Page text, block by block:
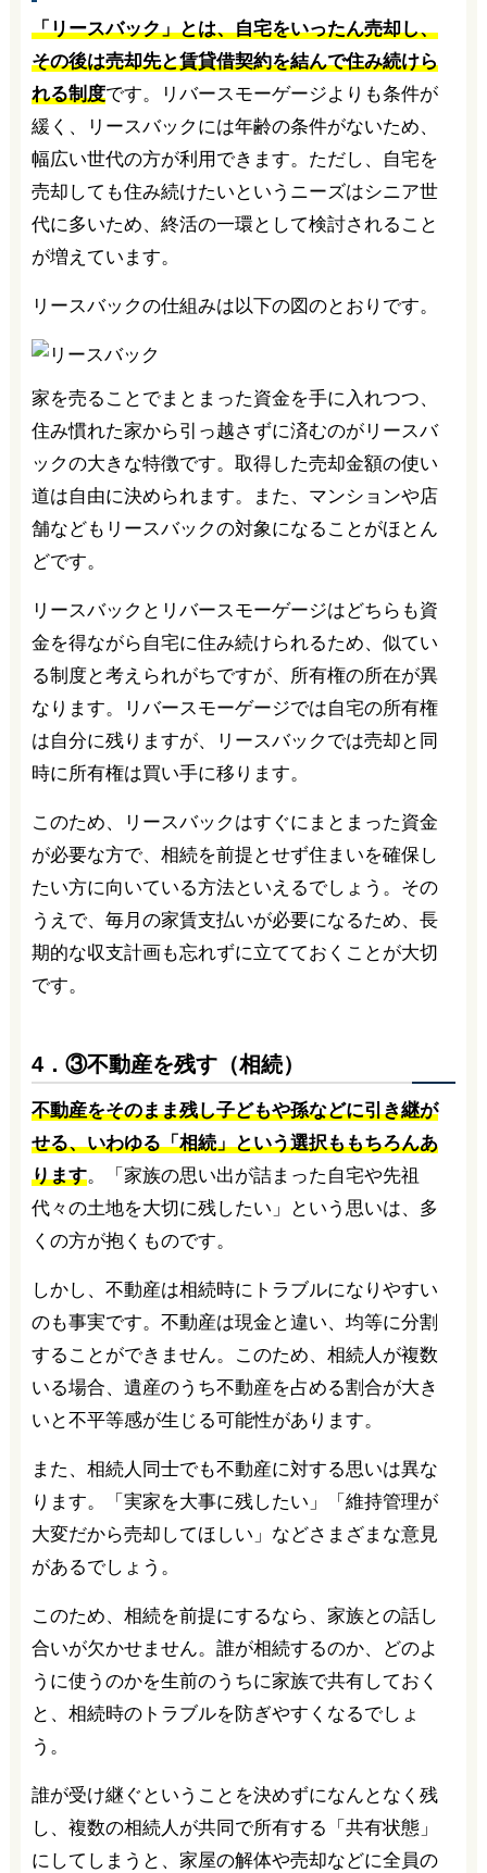
「リースバック」とは、自宅をいったん売却し、
その後は売却先と賃貸借契約を結んで住み続けら
れる制度です。リバースモーゲージよりも条件が
緩く、リースバックには年齢の条件がないため、
幅広い世代の方が利用できます。ただし、自宅を
売却しても住み続けたいというニーズはシニア世
代に多いため、終活の一環として検討されること
が増えています。
リースバックの仕組みは以下の図のとおりです。
家を売ることでまとまった資金を手に入れつつ、
住み慣れた家から引っ越さずに済むのがリースバ
ックの大きな特徴です。取得した売却金額の使い
道は自由に決められます。また、マンションや店
舗などもリースバックの対象になることがほとん
どです。
リースバックとリバースモーゲージはどちらも資
金を得ながら自宅に住み続けられるため、似てい
る制度と考えられがちですが、所有権の所在が異
なります。リバースモーゲージでは自宅の所有権
は自分に残りますが、リースバックでは売却と同
時に所有権は買い手に移ります。
このため、リースバックはすぐにまとまった資金
が必要な方で、相続を前提とせず住まいを確保し
たい方に向いている方法といえるでしょう。その
うえで、毎月の家賃支払いが必要になるため、長
期的な収支計画も忘れずに立てておくことが大切
です。
4．③不動産を残す（相続）
不動産をそのまま残し子どもや孫などに引き継が
せる、いわゆる「相続」という選択ももちろんあ
ります。「家族の思い出が詰まった自宅や先祖
代々の土地を大切に残したい」という思いは、多
くの方が抱くものです。
しかし、不動産は相続時にトラブルになりやすい
のも事実です。不動産は現金と違い、均等に分割
することができません。このため、相続人が複数
いる場合、遺産のうち不動産を占める割合が大き
いと不平等感が生じる可能性があります。
また、相続人同士でも不動産に対する思いは異な
ります。「実家を大事に残したい」「維持管理が
大変だから売却してほしい」などさまざまな意見
があるでしょう。
このため、相続を前提にするなら、家族との話し
合いが欠かせません。誰が相続するのか、どのよ
うに使うのかを生前のうちに家族で共有しておく
と、相続時のトラブルを防ぎやすくなるでしょ
う。
誰が受け継ぐということを決めずになんとなく残
し、複数の相続人が共同で所有する「共有状態」
にしてしまうと、家屋の解体や売却などに全員の